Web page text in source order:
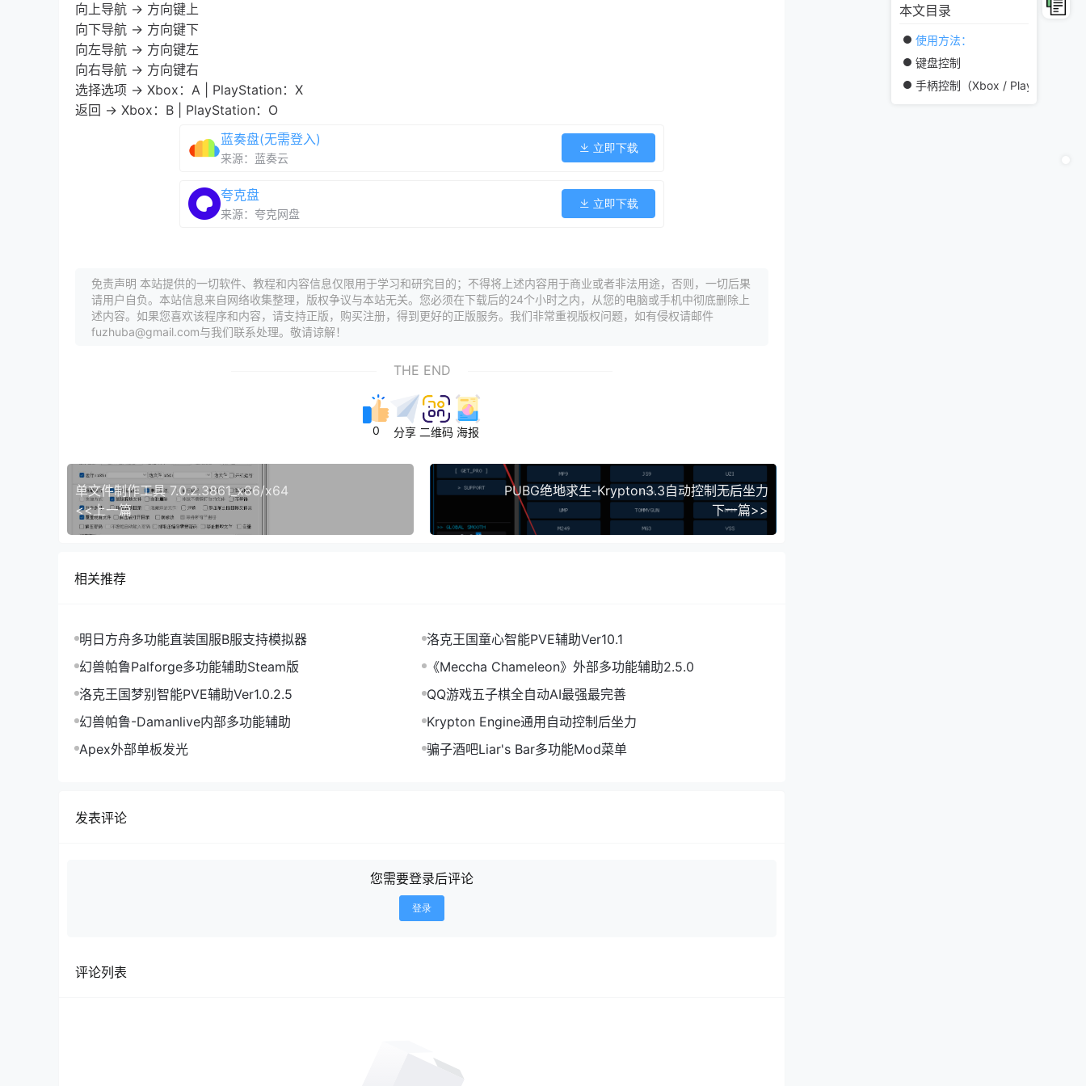
本文目录
使用方法：
键盘控制
手柄控制（Xbox / PlayStation）
向上导航 → 方向键上
向下导航 → 方向键下
向左导航 → 方向键左
向右导航 → 方向键右
选择选项 → Xbox：A | PlayStation：X
返回 → Xbox：B | PlayStation：O
蓝奏盘(无需登入)
来源：蓝奏云
立即下载
夸克盘
来源：夸克网盘
立即下载
免责声明 本站提供的一切软件、教程和内容信息仅限用于学习和研究目的；不得将上述内容用于商业或者非法用途，否则，一切后果
请用户自负。本站信息来自网络收集整理，版权争议与本站无关。您必须在下载后的24个小时之内，从您的电脑或手机中彻底删除上
述内容。如果您喜欢该程序和内容，请支持正版，购买注册，得到更好的正版服务。我们非常重视版权问题，如有侵权请邮件
fuzhuba@gmail.com与我们联系处理。敬请谅解！
THE END
0 分享 二维码 海报
单文件制作工具 7.0.2.3861_x86/x64
<<上一篇
PUBG绝地求生-Krypton3.3自动控制无后坐力
下一篇>>
相关推荐
明日方舟多功能直装国服B服支持模拟器
洛克王国童心智能PVE辅助Ver10.1
幻兽帕鲁Palforge多功能辅助Steam版
《Meccha Chameleon》外部多功能辅助2.5.0
洛克王国梦别智能PVE辅助Ver1.0.2.5
QQ游戏五子棋全自动AI最强最完善
幻兽帕鲁-Damanlive内部多功能辅助
Krypton Engine通用自动控制后坐力
Apex外部单板发光
骗子酒吧Liar's Bar多功能Mod菜单
发表评论
您需要登录后评论
登录
评论列表